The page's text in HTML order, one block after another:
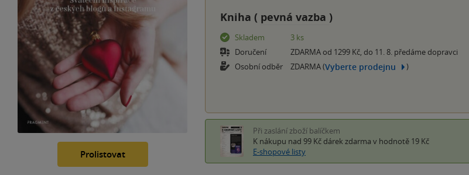
Prolistovat
Kniha ( pevná vazba )
Skladem
3 ks
Doručení
ZDARMA od 1299 Kč, do 11. 8. předáme dopravci
Osobní odběr
ZDARMA (Vyberte prodejnu )
Při zaslání zboží balíčkem
K nákupu nad 99 Kč dárek zdarma v hodnotě 19 Kč
E-shopové listy